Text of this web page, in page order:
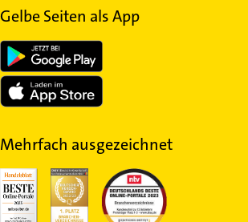
Gelbe Seiten als App
Mehrfach ausgezeichnet